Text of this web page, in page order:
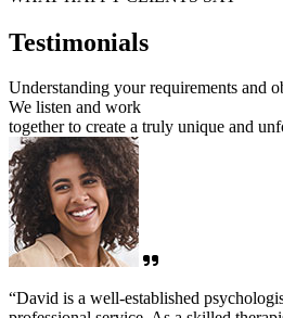
Testimonials
Understanding your requirements and
We listen and work
together to create a truly unique and
“David is a well-established